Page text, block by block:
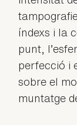
índexs i la
punt,
perfecció i
sobre el
muntatge